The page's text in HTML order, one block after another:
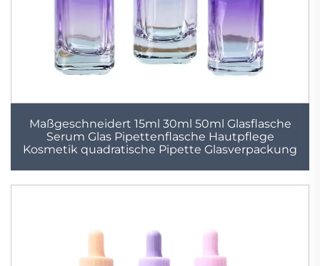
Maßgeschneidert 15ml 30ml 50ml Glasflasche
Serum Glas Pipettenflasche Hautpflege
Kosmetik quadratische Pipette Glasverpackung